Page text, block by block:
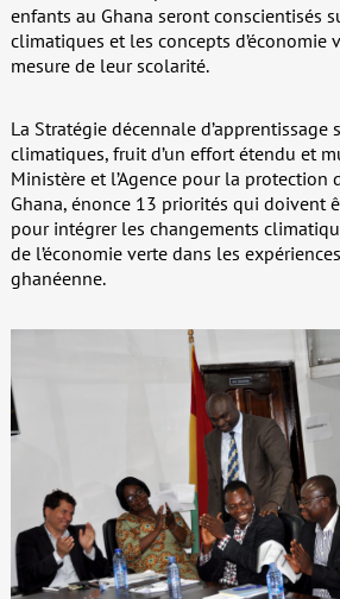
enfants au Ghana seront conscientisés
climatiques et les concepts d’économie
mesure de leur scolarité.
La Stratégie décennale d’apprentissage
climatiques, fruit d’un effort étendu et
Ministère et l’Agence pour la protection
Ghana, énonce 13 priorités qui doivent
pour intégrer les changements
de l’économie verte dans les
ghanéenne.